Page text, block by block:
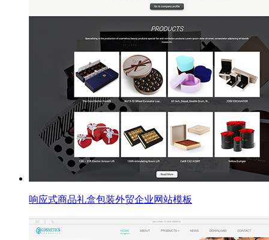
响应式商品礼盒包装外贸企业网站模板